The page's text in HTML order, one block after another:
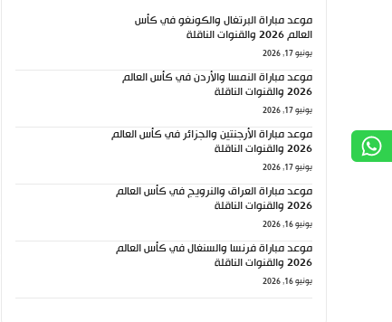
موعد مباراة البرتغال والكونغو في كأس
العالم 2026 والقنوات الناقلة
يونيو 17, 2026
موعد مباراة النمسا والأردن في كأس العالم
2026 والقنوات الناقلة
يونيو 17, 2026
موعد مباراة الأرجنتين والجزائر في كأس العالم
2026 والقنوات الناقلة
يونيو 17, 2026
موعد مباراة العراق والنرويج في كأس العالم
2026 والقنوات الناقلة
يونيو 16, 2026
موعد مباراة فرنسا والسنغال في كأس العالم
2026 والقنوات الناقلة
يونيو 16, 2026